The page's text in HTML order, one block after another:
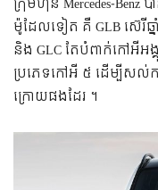
ម៉ូដែល​ទៀត គឺ GLB ស៊េរីឆ្
និង GLC តែ​បំពាក់​កៅអី​
ប្រភេទ​កៅអី ៥ ដើម្បី​សល់​ក
ក្រោយ​ផង​ដែរ ។